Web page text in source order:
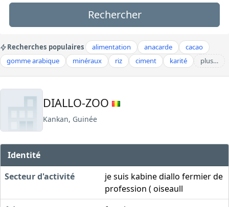
Rechercher
Recherches populaires alimentation anacarde
cacao
gomme arabique
minéraux riz ciment karité plus…
DIALLO-ZOO
Kankan, Guinée
Identité
Secteur d'activité
je suis kabine diallo fermier de
profession ( oiseaull